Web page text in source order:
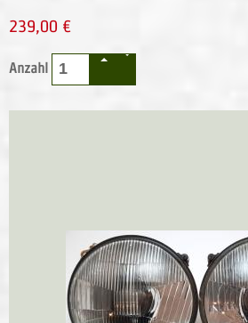
239,00 €
Anzahl